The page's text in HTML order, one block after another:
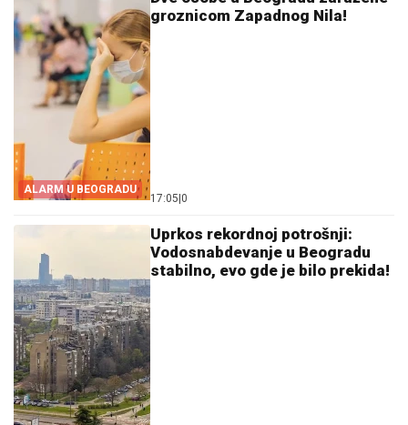
ALARM U BEOGRADU
groznicom Zapadnog Nila!
17:05 0
Uprkos rekordnoj potrošnji:
Vodosnabdevanje u Beogradu
stabilno, evo gde je bilo prekida!